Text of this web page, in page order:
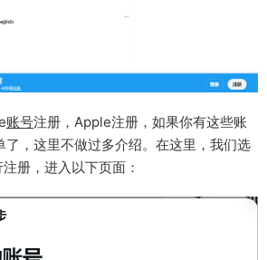
账号注册，Apple注册，如果你有这些账
了，这里不做过多介绍。在这里，我们选
册，进入以下页面：